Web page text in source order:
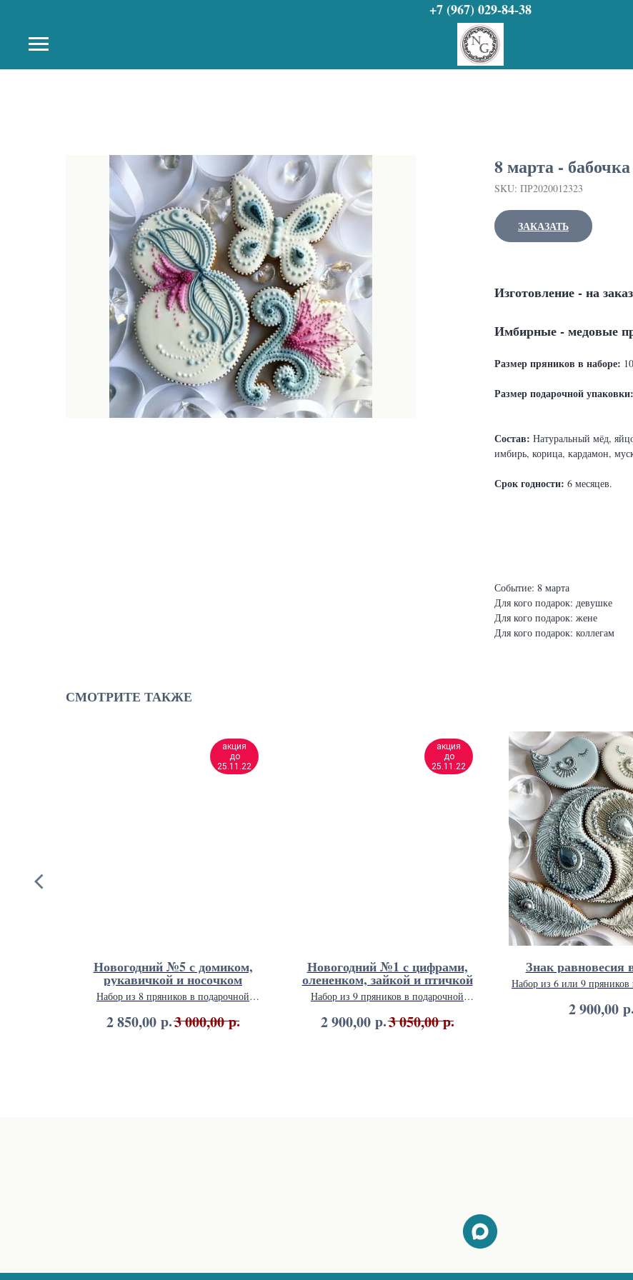
+7 (967) 029-84-38
8 марта -
SKU: ПР2020012323
ЗАКАЗАТЬ
Изготовление - на
Имбирные - медовые
Размер пряников в наборе:
Размер подарочной упаковки:
Состав: Натуральный мёд,
имбирь, корица, кардамон,
Срок годности: 6 месяцев.
Событие: 8 марта
Для кого подарок: девушке
Для кого подарок: жене
Для кого подарок: коллегам
СМОТРИТЕ ТАКЖЕ
акция
до
25.11.22
Новогодний №5 с домиком,
рукавичкой и носочком
Набор из 8 пряников в подарочной
упаковке 26 х 26 см.
2 850,00 р.3 000,00 р.
акция
до
25.11.22
Новогодний №1 с цифрами,
олененком, зайкой и птичкой
Набор из 9 пряников в подарочной
упаковке 26 х 26 см.
2 900,00 р.3 050,00 р.
Знак равновесия
Набор из 6 или 9 пряников
упаковке.
2 900,00 р.